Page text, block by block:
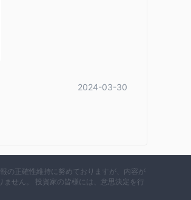
す。ポジティブな面では、この銀行
2024-03-30
の正確性維持に努めておりますが、内容が
せん。 投資家の皆様には、意思決定を行